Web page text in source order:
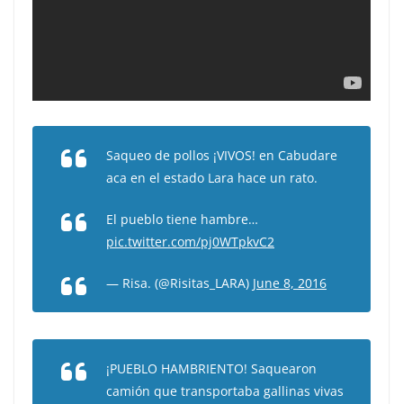
Saqueo de pollos ¡VIVOS! en Cabudare
aca en el estado Lara hace un rato.
El pueblo tiene hambre…
pic.twitter.com/pj0WTpkvC2
— Risa. (@Risitas_LARA) June 8, 2016
¡PUEBLO HAMBRIENTO! Saquearon
camión que transportaba gallinas vivas